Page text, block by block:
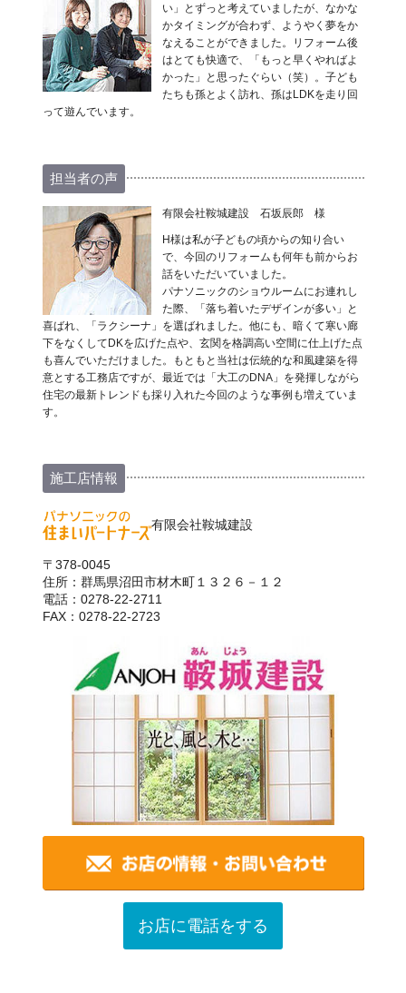
い」とずっと考えていましたが、なかな
かタイミングが合わず、ようやく夢をか
なえることができました。リフォーム後
はとても快適で、「もっと早くやればよ
かった」と思ったぐらい（笑）。子ども
たちも孫とよく訪れ、孫はLDKを走り回
って遊んでいます。
担当者の声
有限会社鞍城建設 石坂辰郎 様
H様は私が子どもの頃からの知り合い
で、今回のリフォームも何年も前からお
話をいただいていました。
パナソニックのショウルームにお連れし
た際、「落ち着いたデザインが多い」と
喜ばれ、「ラクシーナ」を選ばれました。他にも、暗くて寒い廊
下をなくしてDKを広げた点や、玄関を格調高い空間に仕上げた点
も喜んでいただけました。もともと当社は伝統的な和風建築を得
意とする工務店ですが、最近では「大工のDNA」を発揮しながら
住宅の最新トレンドも採り入れた今回のような事例も増えていま
す。
施工店情報
有限会社鞍城建設
〒378-0045
住所：群馬県沼田市材木町１３２６－１２
電話：0278-22-2711
FAX：0278-22-2723
お店に電話をする